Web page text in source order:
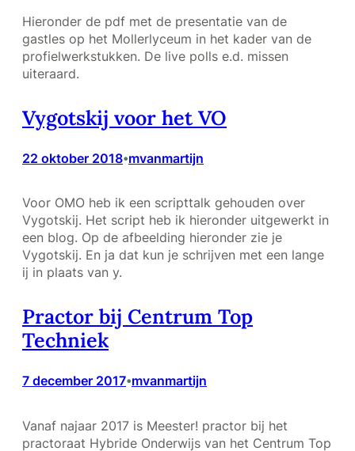
Hieronder de pdf met de presentatie van de
gastles op het Mollerlyceum in het kader van de
profielwerkstukken. De live polls e.d. missen
uiteraard.
Vygotskij voor het VO
22 oktober 2018•mvanmartijn
Voor OMO heb ik een scripttalk gehouden over
Vygotskij. Het script heb ik hieronder uitgewerkt in
een blog. Op de afbeelding hieronder zie je
Vygotskij. En ja dat kun je schrijven met een lange
ij in plaats van y.
Practor bij Centrum Top
Techniek
7 december 2017•mvanmartijn
Vanaf najaar 2017 is Meester! practor bij het
practoraat Hybride Onderwijs van het Centrum Top